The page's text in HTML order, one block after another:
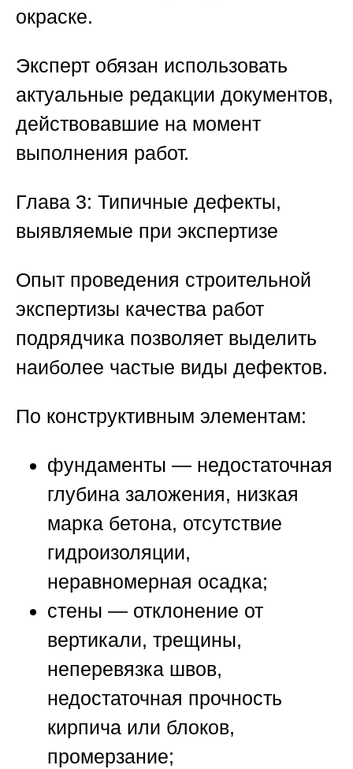
окраске.
Эксперт обязан использовать
актуальные редакции документов,
действовавшие на момент
выполнения работ.
Глава 3: Типичные дефекты,
выявляемые при экспертизе
Опыт проведения строительной
экспертизы качества работ
подрядчика позволяет выделить
наиболее частые виды дефектов.
По конструктивным элементам:
фундаменты — недостаточная
глубина заложения, низкая
марка бетона, отсутствие
гидроизоляции,
неравномерная осадка;
стены — отклонение от
вертикали, трещины,
неперевязка швов,
недостаточная прочность
кирпича или блоков,
промерзание;